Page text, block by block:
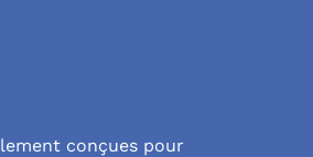
conçues pour